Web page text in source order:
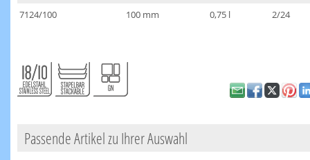
7124/100
100 mm 0,75 l 2/24
Passende Artikel zu Ihrer Auswahl